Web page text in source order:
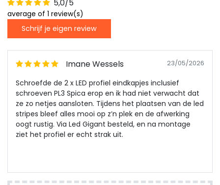
5,0/5
average of 1 review(s)
Schrijf je eigen review
Imane Wessels 23/05/2026
Schroefde de 2 x LED profiel eindkapjes inclusief
schroeven PL3 Spica erop en ik had niet verwacht dat
ze zo netjes aansloten. Tijdens het plaatsen van de led
stripes bleef alles mooi op z’n plek en de afwerking
oogt rustig. Via Led Gigant besteld, en na montage
ziet het profiel er echt strak uit.